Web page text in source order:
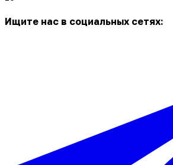
Ищите нас в социальных сетях: